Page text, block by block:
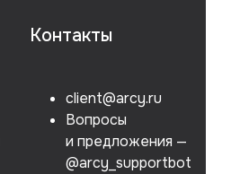
Контакты
client@arcy.ru
Вопросы
и предложения —
@arcy_supportbot